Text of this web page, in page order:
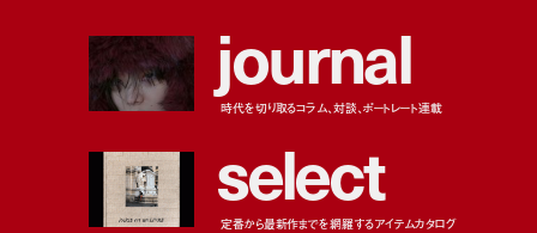
journal
時代を切り取るコラム、対談、ポートレート連載
select
定番から最新作までを網羅するアイテムカタログ